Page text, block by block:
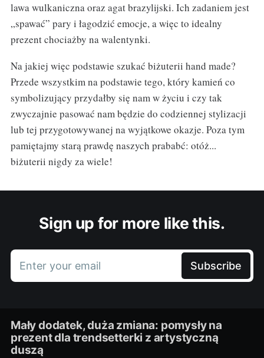
lawa wulkaniczna oraz agat brazylijski. Ich zadaniem jest
„spawać” pary i łagodzić emocje, a więc to idealny
prezent chociażby na walentynki.
Na jakiej więc podstawie szukać biżuterii hand made?
Przede wszystkim na podstawie tego, który kamień co
symbolizujący przydałby się nam w życiu i czy tak
zwyczajnie pasować nam będzie do codziennej stylizacji
lub tej przygotowywanej na wyjątkowe okazje. Poza tym
pamiętajmy starą prawdę naszych prababć: otóż...
biżuterii nigdy za wiele!
Sign up for more like this.
Enter your email Subscribe
Mały dodatek, duża zmiana: pomysły na
prezent dla trendsetterki z artystyczną
duszą